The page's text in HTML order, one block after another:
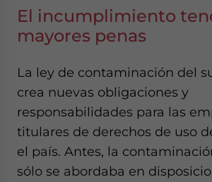
El incumplimiento
mayores penas
La ley de contaminación del
crea nuevas obligaciones y
responsabilidades para las
titulares de derechos de uso
el país. Antes, la
sólo se abordaba en